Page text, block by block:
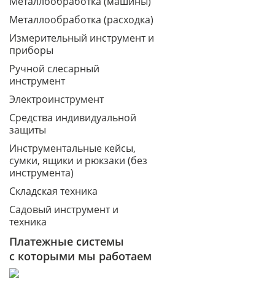
Металлообработка (расходка)
Измерительный инструмент и
приборы
Ручной слесарный
инструмент
Электроинструмент
Средства индивидуальной
защиты
Инструментальные кейсы,
сумки, ящики и рюкзаки (без
инструмента)
Складская техника
Садовый инструмент и
техника
Платежные системы
с которыми мы работаем